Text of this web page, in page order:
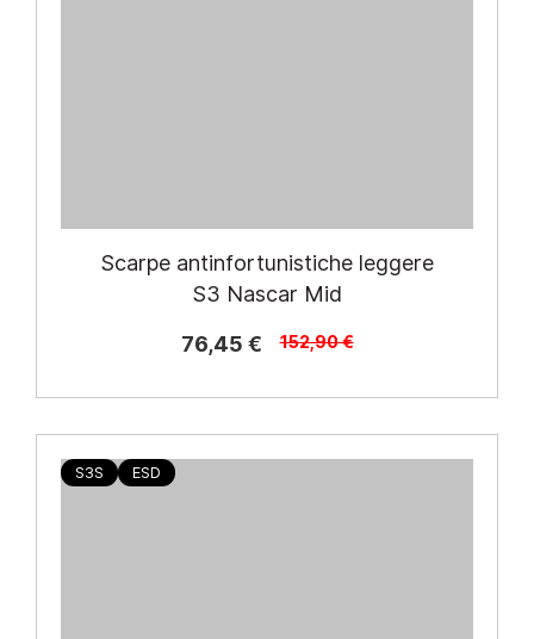
Scarpe antinfortunistiche leggere
S3 Nascar Mid
76,45 €
152,90 €
S3S ESD